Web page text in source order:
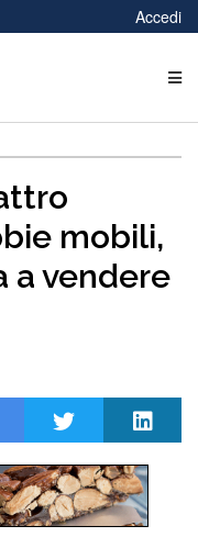
Accedi
mobili,
a vendere